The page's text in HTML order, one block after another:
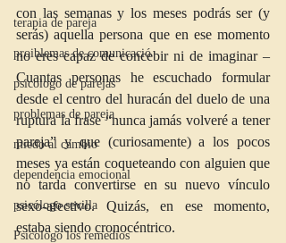
terapia de pareja
proiblemas de comunicació
psicologo de parejas
problemas de pareja
miedo al cambio
dependencia emocional
psicólogo sevilla
Psicologo los remedios
con las semanas y los meses podrás ser (y
serás) aquella persona que en ese momento
no eres capaz de concebir ni de imaginar –
Cuantas personas he escuchado formular
desde el centro del huracán del duelo de una
ruptura la frase “nunca jamás volveré a tener
pareja” y que (curiosamente) a los pocos
meses ya están coqueteando con alguien que
no tarda convertirse en su nuevo vínculo
sexo-afectivo. Quizás, en ese momento,
estaba siendo cronocéntrico.